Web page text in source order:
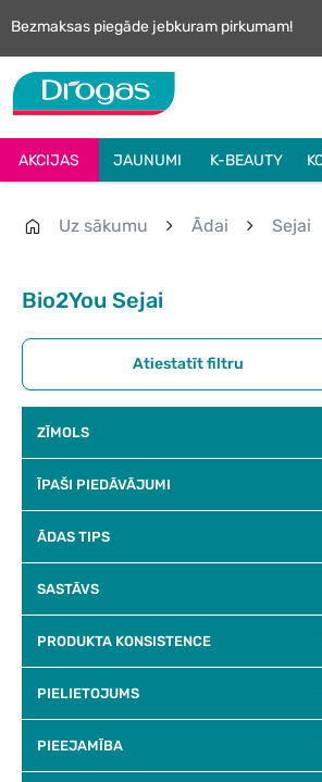
Bezmaksas piegāde jebkuram pirkumam!
AKCIJAS JAUNUMI K-BEAUTY
Uz sākumu Ādai Sejai
Bio2You Sejai
Atiestatīt filtru
ZĪMOLS
ĪPAŠI PIEDĀVĀJUMI
ĀDAS TIPS
SASTĀVS
PRODUKTA KONSISTENCE
PIELIETOJUMS
PIEEJAMĪBA